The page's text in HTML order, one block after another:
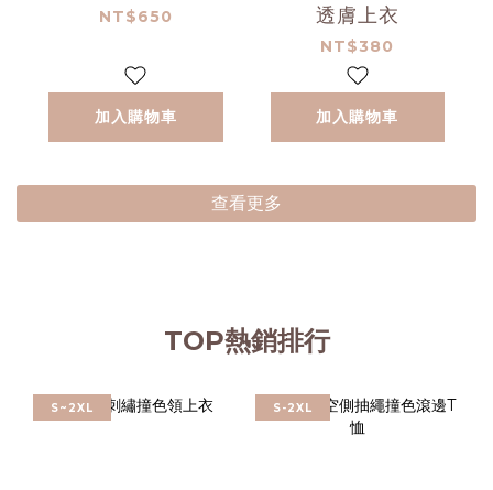
NT$650
加入購物車
透膚上衣
NT$380
加入購物車
查看更多
TOP熱銷排行
S~2XL S-2XL